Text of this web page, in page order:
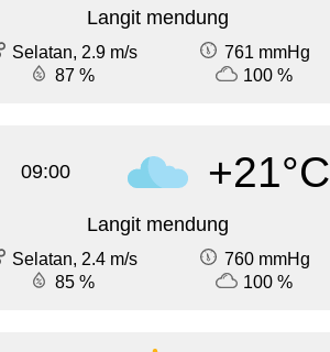
Langit mendung
Selatan, 2.9 m/s
761 mmHg
87 %
100 %
09:00 +21°C
Langit mendung
Selatan, 2.4 m/s
760 mmHg
85 %
100 %